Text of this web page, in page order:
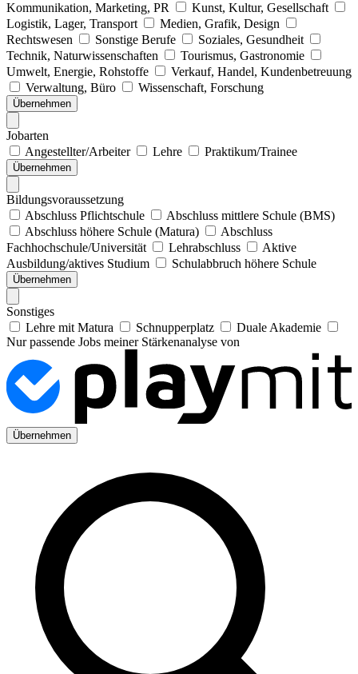
Kommunikation, Marketing, PR
Kunst, Kultur, Gesellschaft
Logistik, Lager, Transport
Medien, Grafik, Design
Rechtswesen
Sonstige Berufe
Soziales, Gesundheit
Technik, Naturwissenschaften
Tourismus, Gastronomie
Umwelt, Energie, Rohstoffe
Verkauf, Handel, Kundenbetreuung
Verwaltung, Büro
Wissenschaft, Forschung
Übernehmen
Jobarten
Angestellter/Arbeiter
Lehre Praktikum/Trainee
Übernehmen
Bildungsvoraussetzung
Abschluss Pflichtschule
Abschluss mittlere Schule (BMS)
Abschluss höhere Schule (Matura)
Abschluss
Fachhochschule/Universität
Lehrabschluss
Aktive
Ausbildung/aktives Studium
Schulabbruch höhere Schule
Übernehmen
Sonstiges
Lehre mit Matura
Schnupperplatz
Duale Akademie
Nur passende Jobs meiner Stärkenanalyse von
Übernehmen